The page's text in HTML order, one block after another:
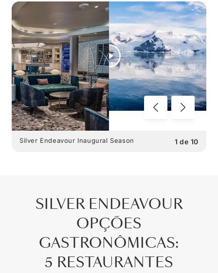
1 de 10
Silver Endeavour Inaugural Season
SILVER ENDEAVOUR
OPÇÕES
GASTRONÔMICAS:
5 RESTAURANTES